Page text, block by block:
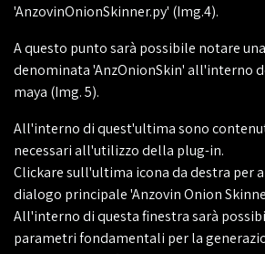
'AnzovinOnionSkinner.py' (Img.4).
A questo punto sarà possibile notare
denominata 'AnzOnionSkin' all'interno
maya (Img. 5).
All'interno di quest'ultima sono
necessari all'utilizzo della plug-in.
Clickare sull'ultima icona da destra per
dialogo principale 'Anzovin Onion
All'interno di questa finestra sarà
parametri fondamentali per la